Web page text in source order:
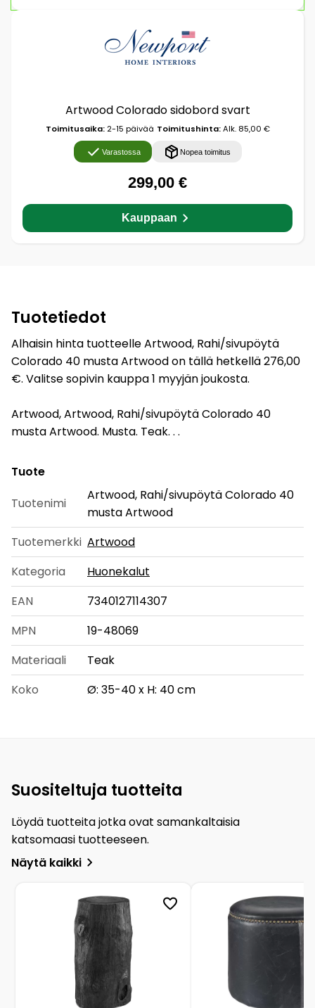
Artwood Colorado sidobord svart
Toimitusaika:2-15 päivää Toimitushinta:Alk. 85,00 €
Varastossa Nopea toimitus
299,00 €
Kauppaan
Tuotetiedot
Alhaisin hinta tuotteelle Artwood, Rahi/sivupöytä
Colorado 40 musta Artwood on tällä hetkellä 276,00
€. Valitse sopivin kauppa 1 myyjän joukosta.
Artwood, Artwood, Rahi/sivupöytä Colorado 40
musta Artwood. Musta. Teak. . .
Tuote
Tuotenimi
Artwood, Rahi/sivupöytä Colorado 40
musta Artwood
Tuotemerkki Artwood
Kategoria
Huonekalut
EAN
7340127114307
MPN
19-48069
Materiaali
Teak
Koko
Ø: 35-40 x H: 40 cm
Suositeltuja tuotteita
Löydä tuotteita jotka ovat samankaltaisia
katsomaasi tuotteeseen.
Näytä kaikki